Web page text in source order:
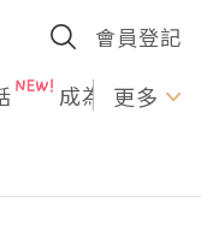
會員登記
成為U更多